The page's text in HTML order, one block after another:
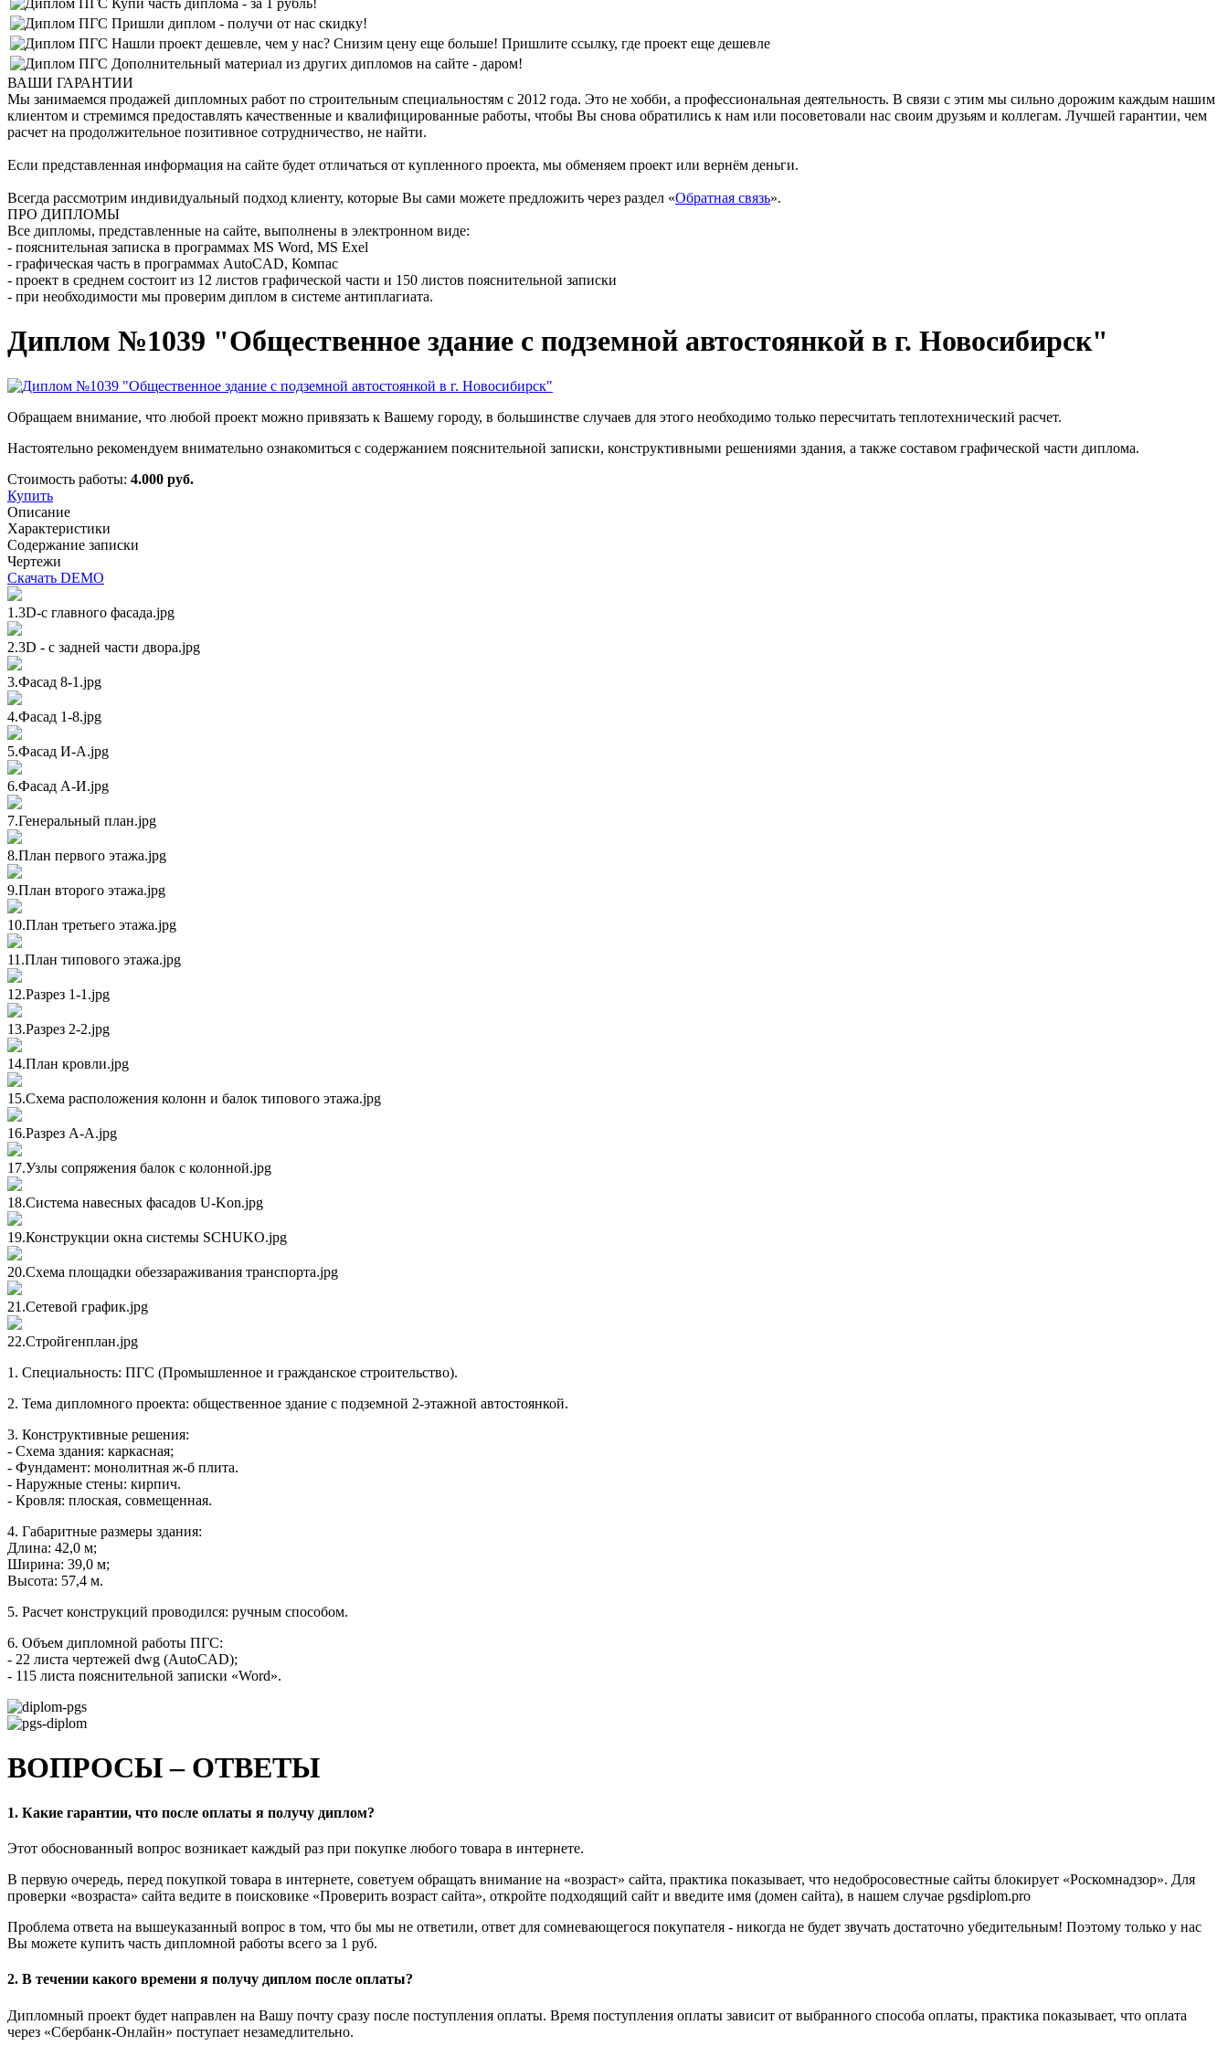
Купи часть диплома - за 1 рубль!
Пришли диплом - получи от нас скидку!
Нашли проект дешевле, чем у нас? Снизим цену еще больше! Пришлите ссылку, где проект еще дешевле
Дополнительный материал из других дипломов на сайте - даром!
ВАШИ ГАРАНТИИ
Мы занимаемся продажей дипломных работ по строительным специальностям с 2012 года. Это не хобби, а профессиональная деятельность. В связи с этим мы сильно дорожим каждым нашим
клиентом и стремимся предоставлять качественные и квалифицированные работы, чтобы Вы снова обратились к нам или посоветовали нас своим друзьям и коллегам. Лучшей гарантии, чем
расчет на продолжительное позитивное сотрудничество, не найти.
Если представленная информация на сайте будет отличаться от купленного проекта, мы обменяем проект или вернём деньги.
Всегда рассмотрим индивидуальный подход клиенту, которые Вы сами можете предложить через раздел «Обратная связь».
ПРО ДИПЛОМЫ
Все дипломы, представленные на сайте, выполнены в электронном виде:
- пояснительная записка в программах MS Word, MS Exel
- графическая часть в программах AutoCAD, Компас
- проект в среднем состоит из 12 листов графической части и 150 листов пояснительной записки
- при необходимости мы проверим диплом в системе антиплагиата.
Диплом №1039 "Общественное здание c подземной автостоянкой в г. Новосибирск"
Обращаем внимание, что любой проект можно привязать к Вашему городу, в большинстве случаев для этого необходимо только пересчитать теплотехнический расчет.
Настоятельно рекомендуем внимательно ознакомиться с содержанием пояснительной записки, конструктивными решениями здания, а также составом графической части диплома.
Стоимость работы: 4.000 руб.
Купить
Описание
Характеристики
Содержание записки
Чертежи
Скачать DEMO
1.3D-c главного фасада.jpg
2.3D - с задней части двора.jpg
3.Фасад 8-1.jpg
4.Фасад 1-8.jpg
5.Фасад И-А.jpg
6.Фасад А-И.jpg
7.Генеральный план.jpg
8.План первого этажа.jpg
9.План второго этажа.jpg
10.План третьего этажа.jpg
11.План типового этажа.jpg
12.Разрез 1-1.jpg
13.Разрез 2-2.jpg
14.План кровли.jpg
15.Схема расположения колонн и балок типового этажа.jpg
16.Разрез А-А.jpg
17.Узлы сопряжения балок с колонной.jpg
18.Система навесных фасадов U-Kon.jpg
19.Конструкции окна системы SCHUKO.jpg
20.Схема площадки обеззараживания транспорта.jpg
21.Сетевой график.jpg
22.Стройгенплан.jpg
1. Специальность: ПГС (Промышленное и гражданское строительство).
2. Тема дипломного проекта: общественное здание с подземной 2-этажной автостоянкой.
3. Конструктивные решения:
- Схема здания: каркасная;
- Фундамент: монолитная ж-б плита.
- Наружные стены: кирпич.
- Кровля: плоская, совмещенная.
4. Габаритные размеры здания:
Длина: 42,0 м;
Ширина: 39,0 м;
Высота: 57,4 м.
5. Расчет конструкций проводился: ручным способом.
6. Объем дипломной работы ПГС:
- 22 листа чертежей dwg (AutoCAD);
- 115 листа пояснительной записки «Word».
ВОПРОСЫ – ОТВЕТЫ
1. Какие гарантии, что после оплаты я получу диплом?
Этот обоснованный вопрос возникает каждый раз при покупке любого товара в интернете.
В первую очередь, перед покупкой товара в интернете, советуем обращать внимание на «возраст» сайта, практика показывает, что недобросовестные сайты блокирует «Роскомнадзор». Для
проверки «возраста» сайта ведите в поисковике «Проверить возраст сайта», откройте подходящий сайт и введите имя (домен сайта), в нашем случае pgsdiplom.pro
Проблема ответа на вышеуказанный вопрос в том, что бы мы не ответили, ответ для сомневающегося покупателя - никогда не будет звучать достаточно убедительным! Поэтому только у нас
Вы можете купить часть дипломной работы всего за 1 руб.
2. В течении какого времени я получу диплом после оплаты?
Дипломный проект будет направлен на Вашу почту сразу после поступления оплаты. Время поступления оплаты зависит от выбранного способа оплаты, практика показывает, что оплата
через «Сбербанк-Онлайн» поступает незамедлительно.